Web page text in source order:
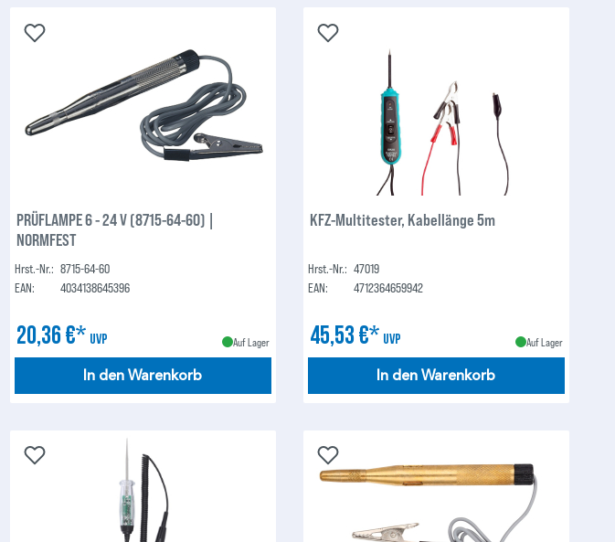
PRÜFLAMPE 6 - 24 V (8715-64-60) |
NORMFEST
Hrst.-Nr.: 8715-64-60
EAN:
4034138645396
20,36 €* UVP Auf Lager
In den Warenkorb
KFZ-Multitester, Kabellänge 5m
Hrst.-Nr.: 47019
EAN:
4712364659942
45,53 €* UVP Auf Lager
In den Warenkorb